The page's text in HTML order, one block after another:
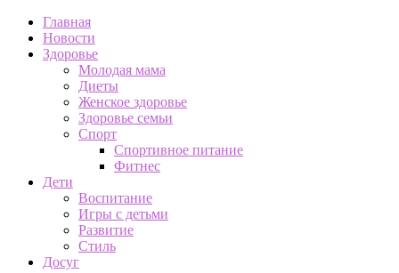
Главная
Новости
Здоровье
Молодая мама
Диеты
Женское здоровье
Здоровье семьи
Спорт
Спортивное питание
Фитнес
Дети
Воспитание
Игры с детьми
Развитие
Стиль
Досуг